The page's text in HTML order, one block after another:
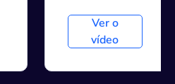
Ver o
vídeo